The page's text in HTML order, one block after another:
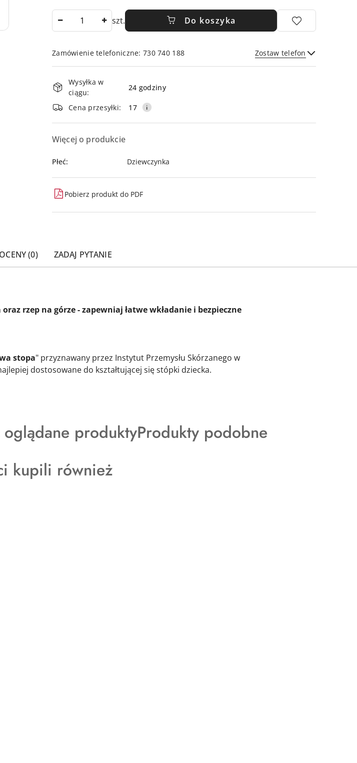
szt. Do koszyka
Zamówienie telefoniczne: 730 740 188 Zostaw telefon
Wyślij
Dostępność
i
dostawa
Wysyłka w
ciągu:
24 godziny
Cena przesyłki: 17
Więcej o produkcie
Płeć: Dziewczynka
Pobierz produkt do PDF
(0) ZADAJ PYTANIE
rzep na górze - zapewniaj łatwe wkładanie i bezpieczne
stopa" przyznawany przez Instytut Przemysłu Skórzanego w
dostosowane do kształtującej się stópki dziecka.
produktyProdukty
Produkty podobne
kupili również